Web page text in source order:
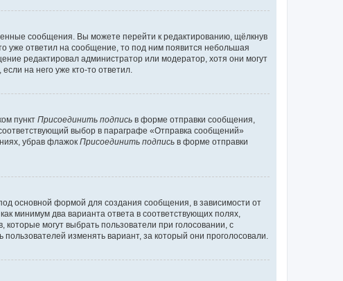
сообщения. Вы можете перейти к редактированию, щёлкнув
уже ответил на сообщение, то под ним появится небольшая
редактировал администратор или модератор, хотя они могут
на него уже кто-то ответил.
пункт Присоединить подпись в форме отправки сообщения,
выбор в параграфе «Отправка сообщений»
убрав флажок Присоединить подпись в форме отправки
основной формой для создания сообщения, в зависимости от
минимум два варианта ответа в соответствующих полях,
могут выбрать пользователи при голосовании, с
изменять вариант, за который они проголосовали.